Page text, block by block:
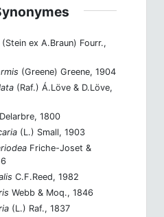
(Stein ex A.Braun) Fourr.,
(Greene) Greene, 1904
(Raf.) Á.Löve & D.Löve,
Delarbre, 1800
(L.) Small, 1903
Friche-Joset &
C.F.Reed, 1982
Webb & Moq., 1846
(L.) Raf., 1837